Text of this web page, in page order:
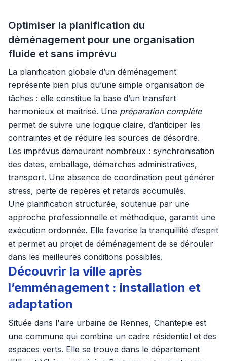
Optimiser la planification du
déménagement pour une organisation
fluide et sans imprévu
La planification globale d’un déménagement
représente bien plus qu’une simple organisation de
tâches : elle constitue la base d’un transfert
harmonieux et maîtrisé. Une préparation complète
permet de suivre une logique claire, d’anticiper les
contraintes et de réduire les sources de désordre.
Les imprévus demeurent nombreux : synchronisation
des dates, emballage, démarches administratives,
transport. Une absence de coordination peut générer
stress, perte de repères et retards accumulés.
Une planification structurée, soutenue par une
approche professionnelle et méthodique, garantit une
exécution ordonnée. Elle favorise la tranquillité d’esprit
et permet au projet de déménagement de se dérouler
dans les meilleures conditions possibles.
Découvrir la ville après
l’emménagement : installation et
adaptation
Située dans l'aire urbaine de Rennes, Chantepie est
une commune qui combine un cadre résidentiel et des
espaces verts. Elle se trouve dans le département